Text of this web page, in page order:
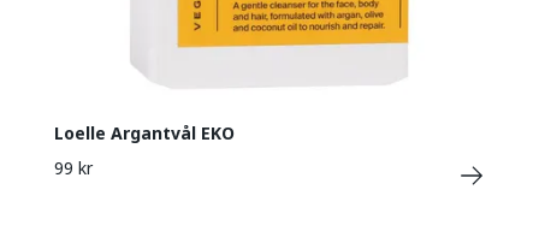
Loelle Argantvål EKO
99 kr